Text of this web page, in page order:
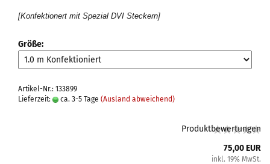
[Konfektionert mit Spezial DVI Steckern]
Größe:
Artikel-Nr.: 133899
Lieferzeit:
ca. 3-5 Tage (Ausland abweichend)
Produktbewertungen
75,00 EUR
inkl. 19% MwSt.